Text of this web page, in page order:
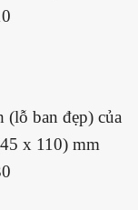
ban đẹp) của
x 110) mm